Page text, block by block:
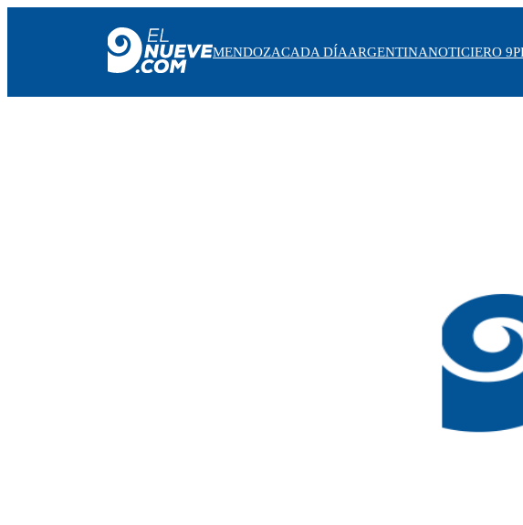
MENDOZACADA DÍAARGENTINANOTICIERO 9